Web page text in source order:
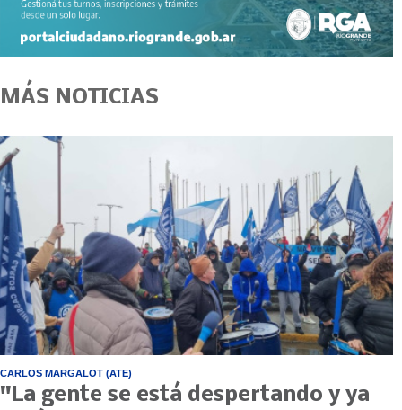
MÁS NOTICIAS
CARLOS MARGALOT (ATE)
"La gente se está despertando y ya